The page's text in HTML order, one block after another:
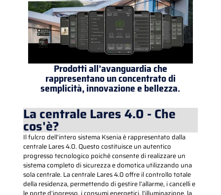
Prodotti all’avanguardia che
rappresentano un concentrato di
semplicità, innovazione e bellezza.
La centrale Lares 4.0 - Che
cos'è?
Il fulcro dell’intero sistema Ksenia è rappresentato dalla
centrale Lares 4.0. Questo costituisce un autentico
progresso tecnologico poiché consente di realizzare un
sistema completo di sicurezza e domotica utilizzando una
sola centrale. La centrale Lares 4.0 offre il controllo totale
della residenza, permettendo di gestire l’allarme, i cancelli e